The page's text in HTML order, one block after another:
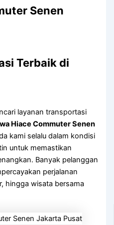
Senen
Terbaik di
layanan transportasi
Hiace Commuter Senen
kami selalu dalam kondisi
untuk memastikan
Banyak pelanggan
perjalanan
hingga wisata bersama